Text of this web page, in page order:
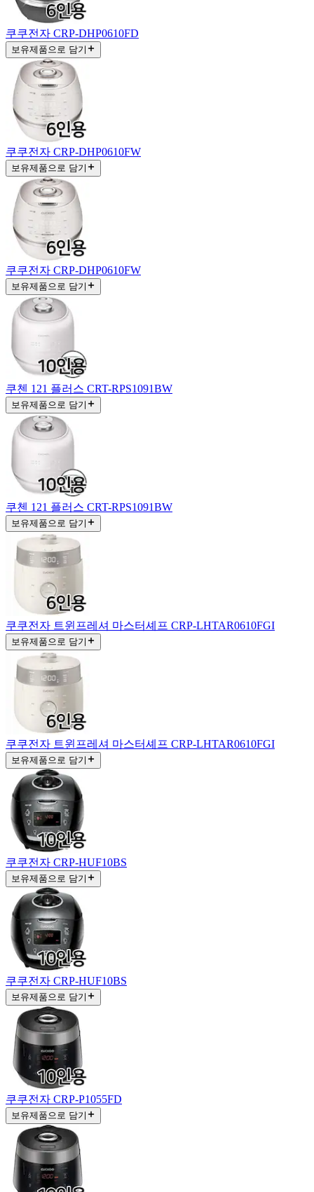
쿠쿠전자 CRP-DHP0610FD
보유제품으로 담기
쿠쿠전자 CRP-DHP0610FW
보유제품으로 담기
쿠쿠전자 CRP-DHP0610FW
보유제품으로 담기
쿠첸 121 플러스 CRT-RPS1091BW
보유제품으로 담기
쿠첸 121 플러스 CRT-RPS1091BW
보유제품으로 담기
쿠쿠전자 트윈프레셔 마스터셰프 CRP-LHTAR0610FGI
보유제품으로 담기
쿠쿠전자 트윈프레셔 마스터셰프 CRP-LHTAR0610FGI
보유제품으로 담기
쿠쿠전자 CRP-HUF10BS
보유제품으로 담기
쿠쿠전자 CRP-HUF10BS
보유제품으로 담기
쿠쿠전자 CRP-P1055FD
보유제품으로 담기